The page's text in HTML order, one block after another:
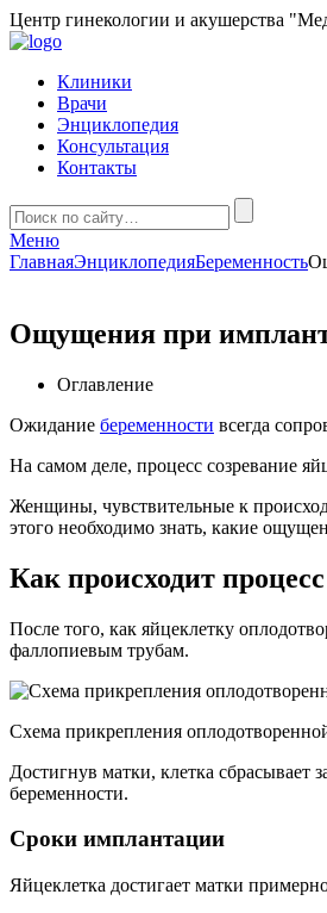
Центр гинекологии и акушерства
Клиники
Врачи
Энциклопедия
Консультация
Контакты
Меню
ГлавнаяЭнциклопедияБеременность
Ощущения при
Оглавление
Ожидание беременности всегда
На самом деле, процесс созревание
Женщины, чувствительные к
этого необходимо знать, какие
Как происходит
После того, как яйцеклетку
фаллопиевым трубам.
Схема прикрепления
Достигнув матки, клетка
беременности.
Сроки имплантации
Яйцеклетка достигает матки